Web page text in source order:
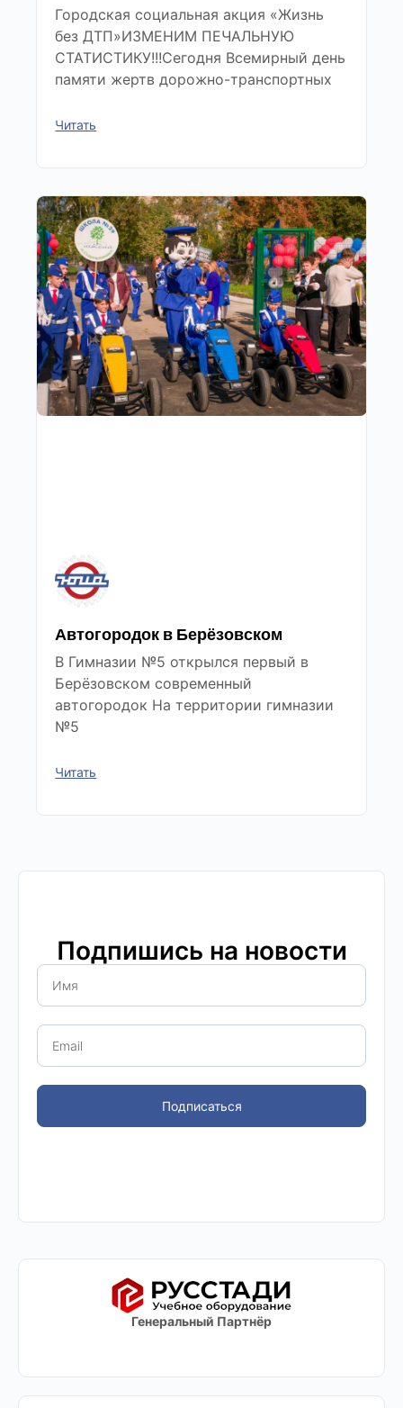
Городская социальная акция «Жизнь
без ДТП»ИЗМЕНИМ ПЕЧАЛЬНУЮ
СТАТИСТИКУ!!!Сегодня Всемирный день
памяти жертв дорожно-транспортных
Читать
Автогородок в Берёзовском
В Гимназии №5 открылся первый в
Берёзовском современный
автогородок На территории гимназии
№5
Читать
Подпишись на новости
Подписаться
Генеральный Партнёр